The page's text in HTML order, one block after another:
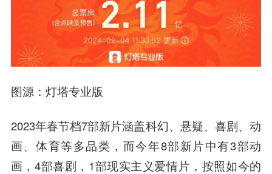
图源：灯塔专业版
2023年春节档7部新片涵盖科幻、悬疑、喜剧、动
画、体育等多品类，而今年8部新片中有3部动
画，4部喜剧，1部现实主义爱情片，按照如今的